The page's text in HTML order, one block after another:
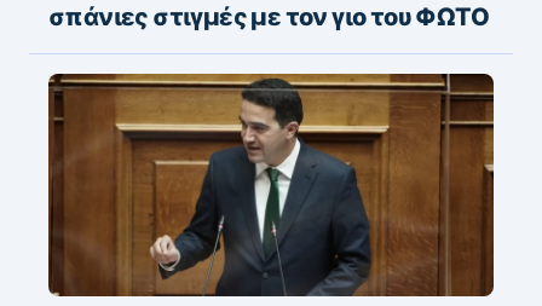
σπάνιες στιγμές με τον γιο του ΦΩΤΟ